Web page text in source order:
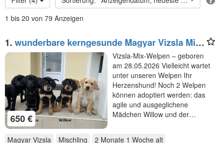
1 bis 20 von 79 Anzeigen
1. wunderbare kerngesunde Magyar Vizsla Mix
Welpen - perfekte Familienhunde
650 €
Vizsla-Mix-Welpen – geboren
am 28.05.2026 Vielleicht wartet
unter unseren Welpen Ihr
Herzenshund! Noch 2 Welpen
können adoptiert werden: das
agile und ausgeglichene
Mädchen Willow und der…
Magyar Vizsla Mischling 2 Monate 1 Woche alt